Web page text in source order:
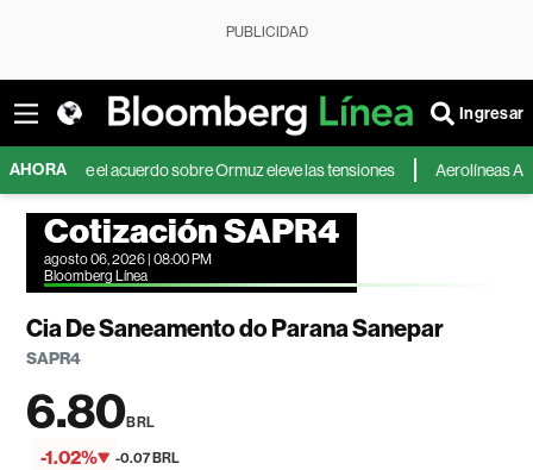
PUBLICIDAD
Ingresar
AHORAel acuerdo sobre Ormuz eleve las tensiones Aerolíneas Argentinas
Cotización SAPR4
agosto 06, 2026 | 08:00 PM
Bloomberg Línea
Cia De Saneamento do Parana Sanepar
SAPR4
6.80BRL
-1.02% -0.07 BRL